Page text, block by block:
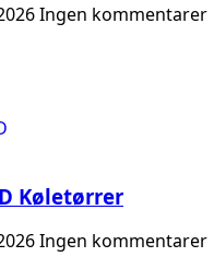
Ingen kommentarer
Køletørrer
Ingen kommentarer